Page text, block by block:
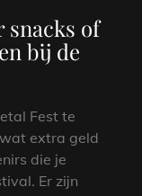
snacks of
bij de
Fest te
extra geld
die je
Er zijn